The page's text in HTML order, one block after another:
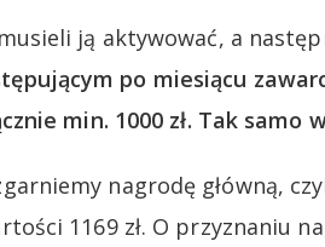
ją aktywować, a
po miesiącu
min. 1000 zł. Tak samo
nagrodę główną,
1169 zł. O przyznaniu